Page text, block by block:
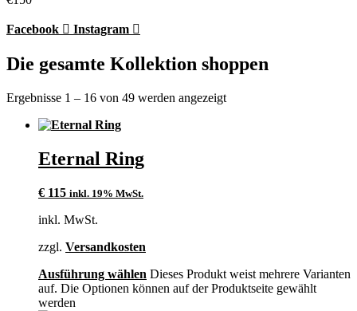
Facebook Instagram
Die gesamte Kollektion shoppen
Ergebnisse 1 – 16 von 49 werden angezeigt
Eternal Ring
€ 115 inkl. 19% MwSt.
inkl. MwSt.
zzgl. Versandkosten
Ausführung wählen Dieses Produkt weist mehrere Varianten
auf. Die Optionen können auf der Produktseite gewählt
werden